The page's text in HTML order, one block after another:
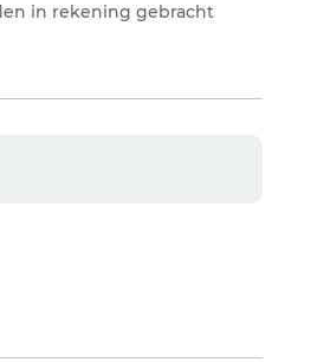
in rekening gebracht